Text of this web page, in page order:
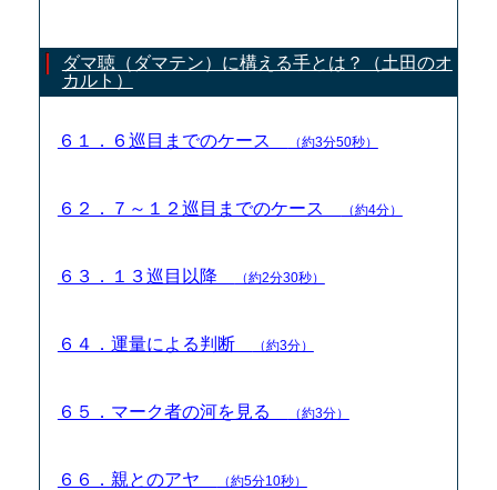
ダマ聴（ダマテン）に構える手とは？（土田のオ
カルト）
６１．６巡目までのケース （約3分50秒）
６２．７～１２巡目までのケース （約4分）
６３．１３巡目以降 （約2分30秒）
６４．運量による判断 （約3分）
６５．マーク者の河を見る （約3分）
６６．親とのアヤ （約5分10秒）